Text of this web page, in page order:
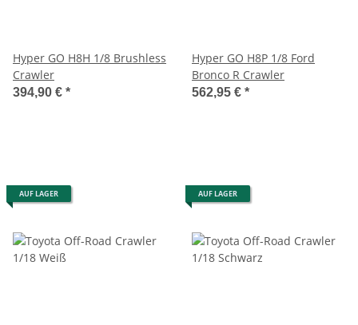
Hyper GO H8H 1/8 Brushless
Crawler
394,90 € *
Hyper GO H8P 1/8 Ford
Bronco R Crawler
562,95 € *
AUF LAGER AUF LAGER